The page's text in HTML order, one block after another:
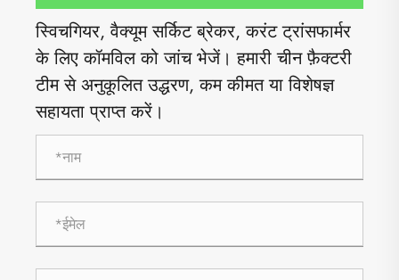
स्विचगियर, वैक्यूम सर्किट ब्रेकर, करंट ट्रांसफार्मर
के लिए कॉमविल को जांच भेजें। हमारी चीन फ़ैक्टरी
टीम से अनुकूलित उद्धरण, कम कीमत या विशेषज्ञ
सहायता प्राप्त करें।